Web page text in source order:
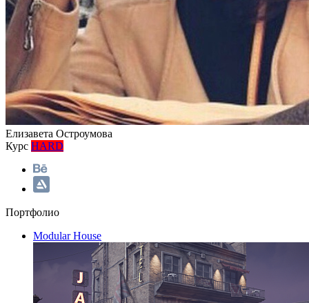
Елизавета Остроумова
Курс HARD
Портфолио
Modular House